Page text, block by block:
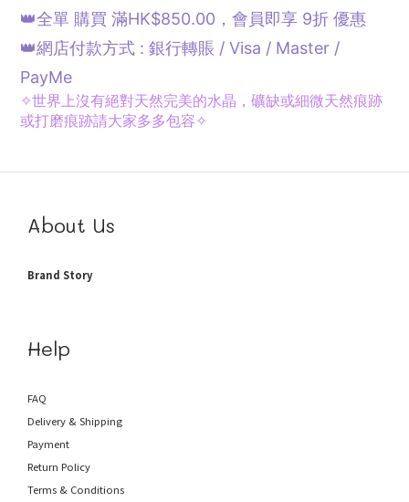
👑全單 購買 滿HK$850.00，會員即享 9折 優惠
👑網店付款方式 : 銀行轉賬 / Visa / Master /
PayMe
✧世界上沒有絕對天然完美的水晶，礦缺或細微天然痕跡
或打磨痕跡請大家多多包容✧
About Us
Brand Story
Help
FAQ
Delivery & Shipping
Payment
Return Policy
Terms & Conditions